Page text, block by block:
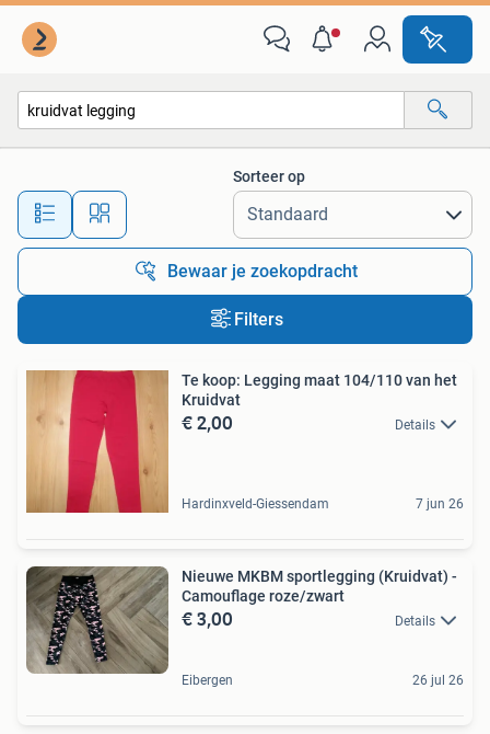
Alle afstanden…
Sorteer op
Bewaar je zoekopdracht
Filters
Te koop: Legging maat 104/110 van het
Kruidvat
€ 2,00 Details
Hardinxveld-Giessendam 7 jun 26
Nieuwe MKBM sportlegging (Kruidvat) -
Camouflage roze/zwart
€ 3,00 Details
Eibergen 26 jul 26